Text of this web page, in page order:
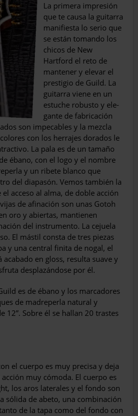
La primera impresión
que te causa la gui­tarra
manifiesta lo serio que
se están to­mando los
chicos de New
Hartford el reto de
mantener y elevar el
prestigio de Guild. La
guitarra viene en un
estuche robusto y ele­
gante de fabricación
son impecables y la mezcla
con los herrajes dorados le
La pala es de un tamaño
ébano, con el logo y el nombre
y un ribete blanco que
del diapasón. Vemos también la
acceso al alma, de doble ac­ción
de afinación son unas Gotoh
oro y abiertas, mantienen
del instrumento. La cejuela
El mástil consta de tres piezas
y una central finita de nogal, el
acabado en gloss, resulta suave y
desplazándose por él.
es de ébano y los marcadores
de ma­dreperla natural y
12”. Sobre él se hallan 20 trastes
el cuerpo es muy precisa y deja
muy cómoda. El cuerpo es
los aros laterales y el fondo son
sólida de abeto, una combinación
de la tapa como del fondo con